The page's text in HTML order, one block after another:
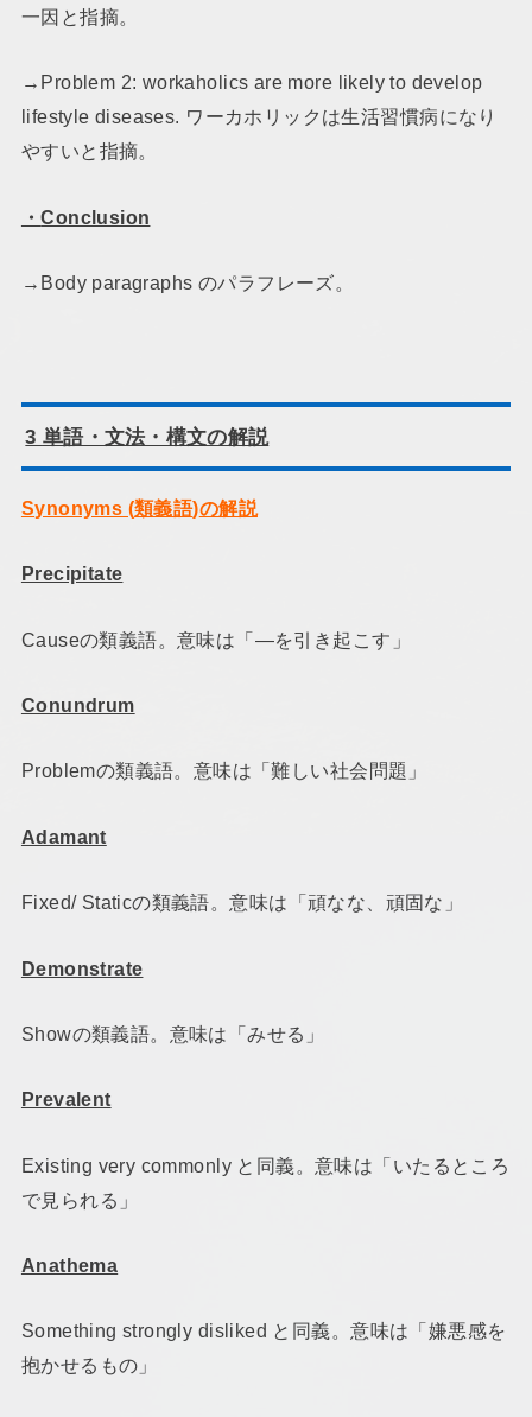
一因と指摘。
→Problem 2: workaholics are more likely to develop
lifestyle diseases. ワーカホリックは生活習慣病になり
やすいと指摘。
・Conclusion
→Body paragraphs のパラフレーズ。
3 単語・文法・構文の解説
Synonyms (類義語)の解説
Precipitate
Causeの類義語。意味は「―を引き起こす」
Conundrum
Problemの類義語。意味は「難しい社会問題」
Adamant
Fixed/ Staticの類義語。意味は「頑なな、頑固な」
Demonstrate
Showの類義語。意味は「みせる」
Prevalent
Existing very commonly と同義。意味は「いたるところ
で見られる」
Anathema
Something strongly disliked と同義。意味は「嫌悪感を
抱かせるもの」